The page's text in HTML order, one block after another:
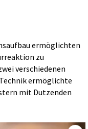
ermöglichten
zu
verschiedenen
ermöglichte
mit Dutzenden